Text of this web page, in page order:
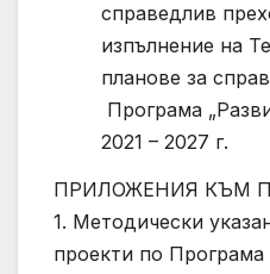
справедлив
изпълнение на
планове за
Програма
2021 – 2027 г.
ПРИЛОЖЕНИЯ КЪМ
1. Методически
проекти по Програма